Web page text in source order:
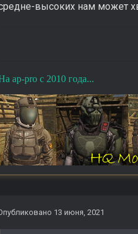
высоких нам может
ap-pro с 2010 года...
13 июня, 2021